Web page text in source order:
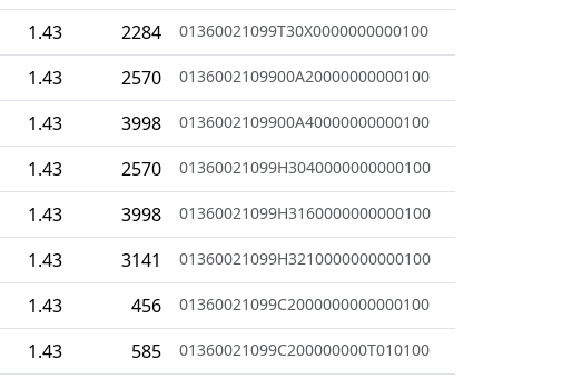
1.43 2284 01360021099T30X0000000000100
1.43 2570 0136002109900A20000000000100
1.43 3998 0136002109900A40000000000100
1.43 2570 01360021099H3040000000000100
1.43 3998 01360021099H3160000000000100
1.43 3141 01360021099H3210000000000100
1.43 456 01360021099C2000000000000100
1.43 585 01360021099C200000000T010100